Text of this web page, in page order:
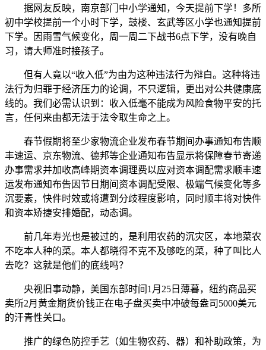
据网友反映，南京部门中小学通知，今天提前下学！多所
初中学校提前一个小时下学，鼓楼、玄武等区小学也通知提前
下学。因雨雪气候变化，周一周二下战书6点下学，没有晚自
习，请大师准时接孩子。
但有人竟以“收入低”为由为这种违法行为辩白。这种将违
法行为归罪于经济压力的论调，不只逻辑，更出对公共健康底
线的。我们必需认识到：收入低毫不能成为风险食物平安的托
言，任何来由都无法于法令取生命之上。
春节假期将至少家物流企业发布春节期间办事通知布告顺
丰速运、京东物流、德邦等企业通知布告显示将保障春节寄递
办事需求并加收高峰期资本调理费以应对资本调配需求顺丰速
运发布通知布告因节日期间资本调配受限、极端气候变化等多
沉要素，快件时效或将遭到分歧程度影响，同时顺丰将对快件
和资本矫捷安排婚配，动态调。
前几年寿光也是被过的，是利用农药的沉灾区，本地菜农
不吃本人种的菜。本人都晓得不克不及够吃的菜，种了叫比人
去吃？这就是他们的底线吗？
央视旧事动静，美国东部时间1月25日薄暮，纽约商品买
卖所2月黄金期货价钱正在电子盘买卖中冲破每盎司5000美元
的汗青性关口。
推广的绿色防控手艺（如生物农药、器）和补助政策，为